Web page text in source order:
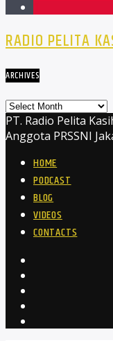
RADIO PELITA
ARCHIVES
Archives
PT. Radio Pelita
Anggota PRSSNI
HOME
PODCAST
BLOG
VIDEOS
CONTACTS